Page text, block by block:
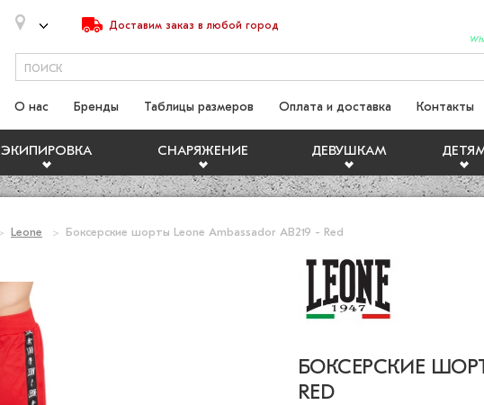
Доставим заказ в любой город
ЭКИПИРОВКА СНАРЯЖЕНИЕ ДЕВУШКАМ
О нас Бренды Таблицы размеров Оплата и доставка Контакты
Leone Боксерские шорты Leone Ambassador AB219 - Red
БОКСЕРСКИЕ
RED